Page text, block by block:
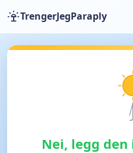
TrengerJegParaply
Nei, legg